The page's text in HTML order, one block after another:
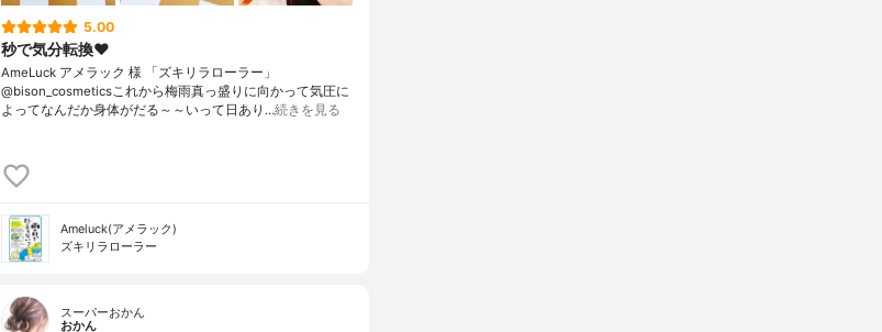
5.00
秒で気分転換❤️
AmeLuck アメラック 様 「ズキリラローラー」
@bison_cosmeticsこれから梅雨真っ盛りに向かって気圧に
よってなんだか身体がだる～～いって日あり…続きを見る
Ameluck(アメラック)
ズキリラローラー
スーパーおかん
おかん